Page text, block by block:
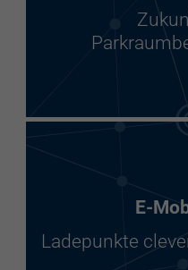
E-
Ladepunkte